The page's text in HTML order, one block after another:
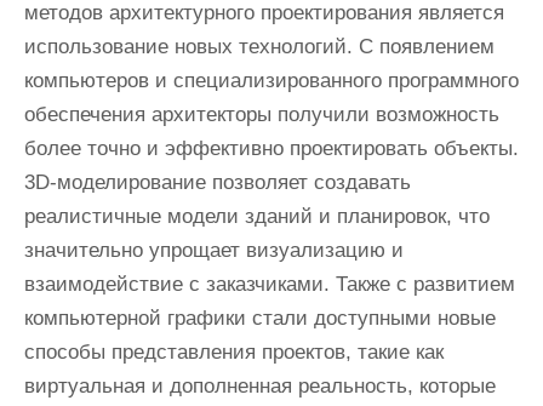
методов архитектурного проектирования является
использование новых технологий. С появлением
компьютеров и специализированного программного
обеспечения архитекторы получили возможность
более точно и эффективно проектировать объекты.
3D-моделирование позволяет создавать
реалистичные модели зданий и планировок, что
значительно упрощает визуализацию и
взаимодействие с заказчиками. Также с развитием
компьютерной графики стали доступными новые
способы представления проектов, такие как
виртуальная и дополненная реальность, которые